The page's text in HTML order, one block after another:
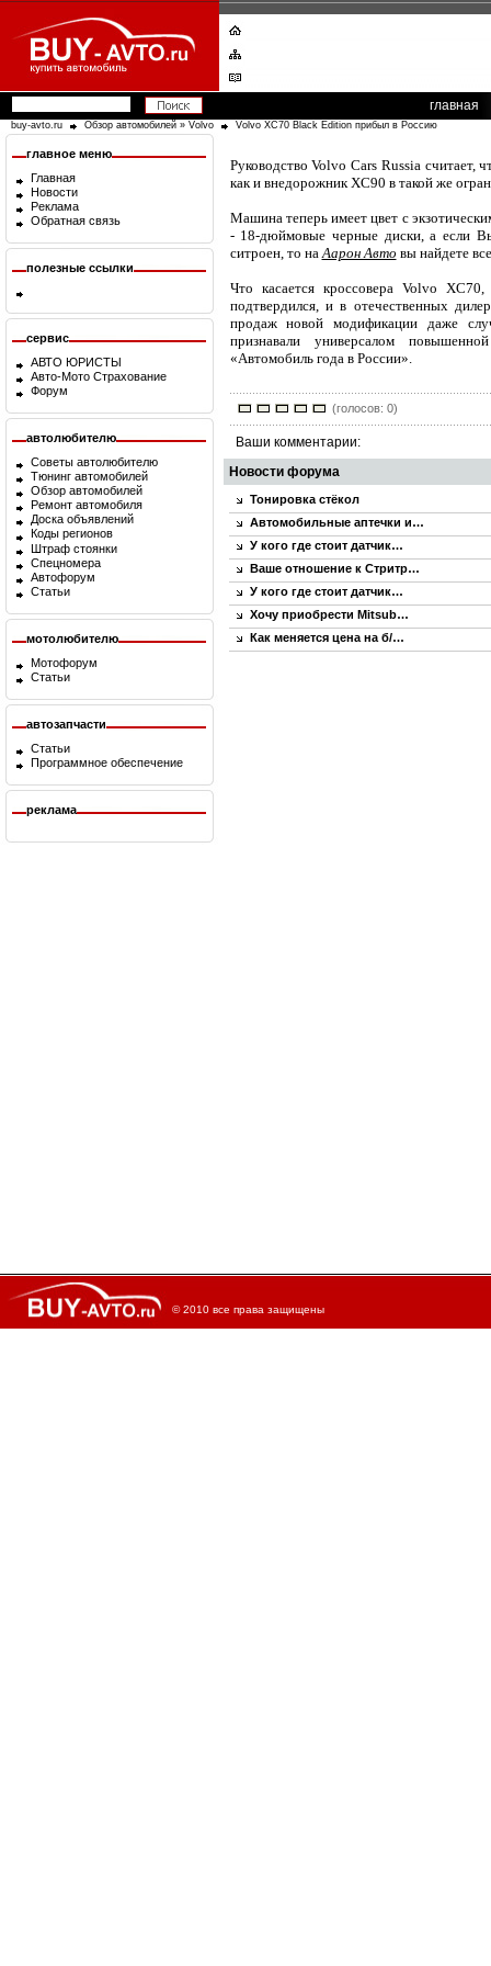
главная
buy-avto.ru Обзор автомобилей » Volvo Volvo XC70 Black Edition прибыл в Россию
главное меню
Главная
Новости
Реклама
Обратная связь
полезные ссылки
сервис
АВТО ЮРИСТЫ
Авто-Мото Страхование
Форум
автолюбителю
Советы автолюбителю
Тюнинг автомобилей
Обзор автомобилей
Ремонт автомобиля
Доска объявлений
Коды регионов
Штраф стоянки
Спецномера
Автофорум
Статьи
мотолюбителю
Мотофорум
Статьи
автозапчасти
Статьи
Программное обеспечение
реклама
Руководство Volvo Cars Russia
как и внедорожник XC90 в такой же
Машина теперь имеет цвет с
- 18-дюймовые черные диски, а если
ситроен, то наАарон Авто вы найдете
Что касается кроссовера Volvo
подтвердился, и в отечественных
продаж новой модификации даже
признавали универсалом
«Автомобиль года в России».
(голосов: 0)
Ваши комментарии:
Новости форума
Тонировка стёкол
Автомобильные аптечки и…
У кого где стоит датчик…
Ваше отношение к Стритр…
У кого где стоит датчик…
Хочу приобрести Mitsub…
Как меняется цена на б/…
© 2010 все права защищены